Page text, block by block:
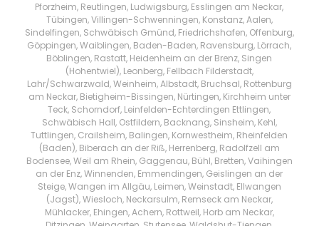
Pforzheim, Reutlingen, Ludwigsburg, Esslingen am Neckar,
Tübingen, Villingen-Schwenningen, Konstanz, Aalen,
Sindelfingen, Schwäbisch Gmünd, Friedrichshafen, Offenburg,
Göppingen, Waiblingen, Baden-Baden, Ravensburg, Lörrach,
Böblingen, Rastatt, Heidenheim an der Brenz, Singen
(Hohentwiel), Leonberg, Fellbach Filderstadt,
Lahr/Schwarzwald, Weinheim, Albstadt, Bruchsal, Rottenburg
am Neckar, Bietigheim-Bissingen, Nürtingen, Kirchheim unter
Teck, Schorndorf, Leinfelden-Echterdingen Ettlingen,
Schwäbisch Hall, Ostfildern, Backnang, Sinsheim, Kehl,
Tuttlingen, Crailsheim, Balingen, Kornwestheim, Rheinfelden
(Baden), Biberach an der Riß, Herrenberg, Radolfzell am
Bodensee, Weil am Rhein, Gaggenau, Bühl, Bretten, Vaihingen
an der Enz, Winnenden, Emmendingen, Geislingen an der
Steige, Wangen im Allgäu, Leimen, Weinstadt, Ellwangen
(Jagst), Wiesloch, Neckarsulm, Remseck am Neckar,
Mühlacker, Ehingen, Achern, Rottweil, Horb am Neckar,